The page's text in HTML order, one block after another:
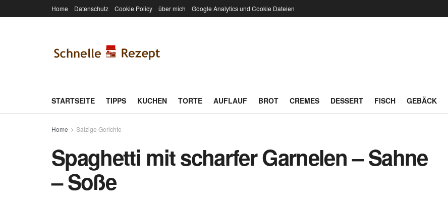
Home Datenschutz Cookie Policy über mich Google Analytics und Cookie Dateien
STARTSEITE TIPPS KUCHEN TORTE AUFLAUF BROT CREMES DESSERT FISCH GEBÄCK
Home Salzige Gerichte
Spaghetti mit scharfer Garnelen – Sahne
– Soße